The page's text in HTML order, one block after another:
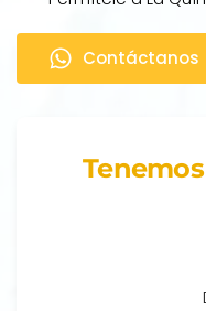
Contáctanos